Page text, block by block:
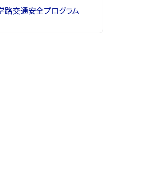
路交通安全プログラム